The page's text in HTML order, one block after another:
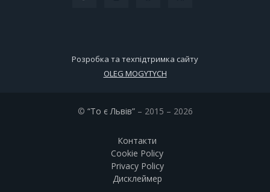
Розробка та техпідтримка сайту
OLEG MOGYTYCH
© “То є Львів”– 2015 – 2026
Контакти
Cookie Policy
Privacy Policy
Дисклеймер